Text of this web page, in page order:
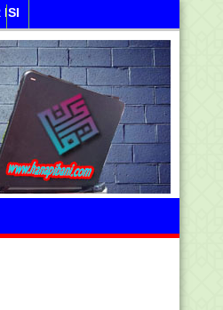
ISI
Kamis, 06 Agustus 2026